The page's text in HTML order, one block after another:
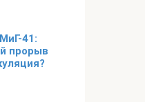
41:
прорыв